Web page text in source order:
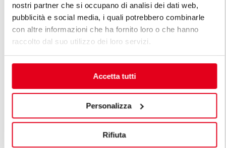
nostri partner che si occupano di analisi dei dati web,
pubblicità e social media, i quali potrebbero combinarle
con altre informazioni che ha fornito loro o che hanno
raccolto dal suo utilizzo dei loro servizi.
Accetta tutti
Personalizza
Rifiuta
GASHERDE 6 + 10 KW